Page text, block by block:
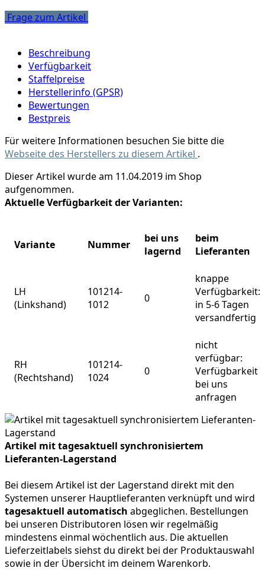
Frage zum Artikel
Beschreibung
Verfügbarkeit
Staffelpreise
Herstellerinfo (GPSR)
Bewertungen
Bestpreis
Für weitere Informationen besuchen Sie bitte die
Webseite des Herstellers zu diesem Artikel .
Dieser Artikel wurde am 11.04.2019 im Shop
aufgenommen.
Aktuelle Verfügbarkeit der Varianten:
Variante Nummer
bei uns
lagernd
beim
Lieferanten
LH
(Linkshand)
101214-
1012
0
knappe
Verfügbarkeit:
in 5-6 Tagen
versandfertig
RH
(Rechtshand)
101214-
1024
0
nicht
verfügbar:
Verfügbarkeit
bei uns
anfragen
Artikel mit tagesaktuell synchronisiertem
Lieferanten-Lagerstand
Bei diesem Artikel ist der Lagerstand direkt mit den
Systemen unserer Hauptlieferanten verknüpft und wird
tagesaktuell automatisch abgeglichen. Bestellungen
bei unseren Distributoren lösen wir regelmäßig
mindestens einmal wöchentlich aus. Die aktuellen
Lieferzeitlabels siehst du direkt bei der Produktauswahl
sowie in der Übersicht im deinem Warenkorb.